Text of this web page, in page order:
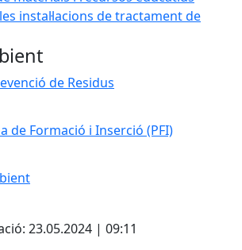
instal·lacions de tractament de
de Residus
de Formació i Inserció (PFI)
23.05.2024 | 09:11